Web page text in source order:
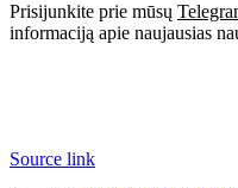
Prisijunkite prie mūsų
informaciją apie naujausias
Source link